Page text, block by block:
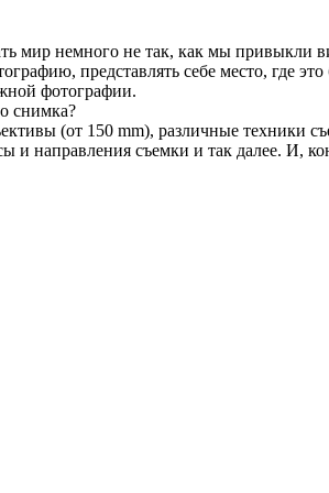
мир немного не так, как мы привыкли
представлять себе место, где
фотографии.
снимка?
(от 150 mm), различные техники
и направления съемки и так далее. И,